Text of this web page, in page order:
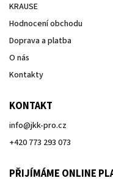
KRAUSE
Hodnocení obchodu
Doprava a platba
O nás
Kontakty
KONTAKT
info@jkk-pro.cz
+420 773 293 073
PŘIJÍMÁME ONLINE